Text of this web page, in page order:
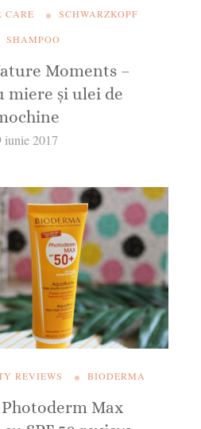
CARE
SCHWARZKOPF
SHAMPOO
Moments –
miere și ulei de
iunie 2017
REVIEWS BIODERMA
Max